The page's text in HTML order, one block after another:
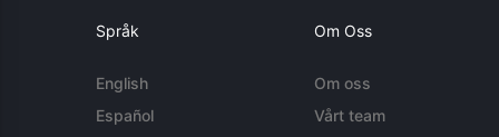
Språk
English
Español
Om Oss
Om oss
Vårt team